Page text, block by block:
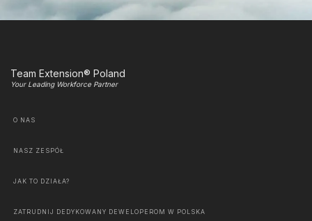
Team Extension® Poland
Your Leading Workforce Partner
O NAS
NASZ ZESPÓŁ
JAK TO DZIAŁA?
ZATRUDNIJ DEDYKOWANY DEWELOPEROM W POLSKA